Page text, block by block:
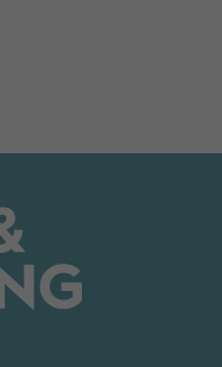
på
webbplatsen